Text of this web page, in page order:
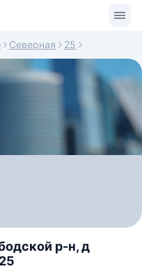
Северная 25
р-н, д